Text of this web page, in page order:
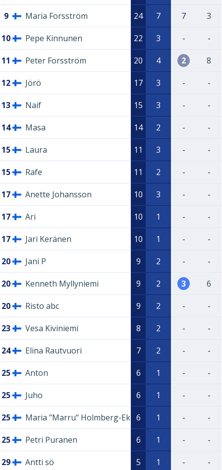
9 Maria Forsström 24 7 7 3
10 Pepe Kinnunen 22 3 - -
11 Peter Forsström 20 4 2 8
12 Jörö 17 3 - -
13 Naif 15 3 - -
14 Masa 14 2 - -
15 Laura 11 3 - -
15 Rafe 11 2 - -
17 Anette Johansson 10 3 - -
17 Ari 10 1 - -
17 Jari Keränen 10 1 - -
20 Jani P 9 2 - -
20 Kenneth Myllyniemi 9 2 3 6
20 Risto abc 9 2 - -
23 Vesa Kiviniemi 8 2 - -
24 Elina Rautvuori 7 2 - -
25 Anton 6 1 - -
25 Juho 6 1 - -
25 Maria "Marru" Holmberg-Ek 6 1 - -
25 Petri Puranen 6 1 - -
29 Antti sö 5 1 - -